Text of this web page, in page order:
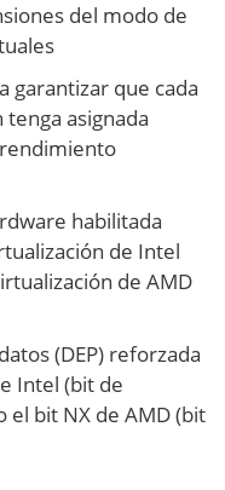
del modo de
garantizar que cada
asignada
habilitada
de Intel
de AMD
(DEP) reforzada
Intel (bit de
el bit NX de AMD (bit